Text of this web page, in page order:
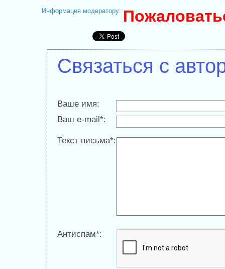
Информация модератору:
Связаться с
Ваше имя:
Ваш e-mail*:
Текст письма*:
Антиспам*: